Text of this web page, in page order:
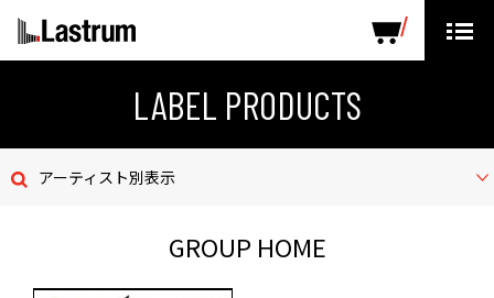
LABEL PRODUCTS
LABEL PRODUCTS
アーティスト別表示
GROUP HOME